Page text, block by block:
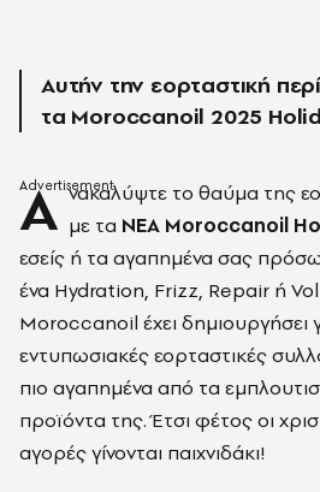
Αυτήν την εορταστική
τα Moroccanoil 2025
Α νακαλύψτε το θαύμα της
με τα ΝΕΑ Moroccanoil
εσείς ή τα αγαπημένα σας
ένα Hydration, Frizz, Repair ή
Moroccanoil έχει δημιουργήσει
εντυπωσιακές εορταστικές
πιο αγαπημένα από τα
προϊόντα της. Έτσι φέτος οι
αγορές γίνονται παιχνιδάκι!